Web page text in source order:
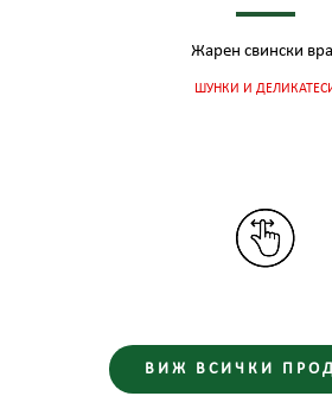
Жарен свински
ШУНКИ И
ВИЖ ВСИЧКИ